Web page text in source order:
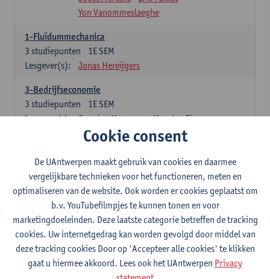
Yon Vanommeslaeghe
1-Fluïdummechanica
1E SEM
3 studiepunten
Lesgever(s):
Jonas Hereijgers
3-Bedrijfseconomie
1E SEM
3 studiepunten
Lesgever(s):
Jasmine Meysman Maarten Thys
3-Massa- en energiebalansen
1E SEM
studiepunten
Lesgever(s):
Kevin Van Daele
3-Thermodynamica
1E SEM
studiepunten
Lesgever(s):
Ivan Verhaert
Stef Jacobs
Houssam Matbouli
Willem Vandenhove
Jitse Van Thillo
Cookie consent
De UAntwerpen maakt gebruik van cookies en daarmee
vergelijkbare technieken voor het functioneren, meten en
optimaliseren van de website. Ook worden er cookies geplaatst om
b.v. YouTubefilmpjes te kunnen tonen en voor
marketingdoeleinden. Deze laatste categorie betreffen de tracking
cookies. Uw internetgedrag kan worden gevolgd door middel van
deze tracking cookies Door op 'Accepteer alle cookies' te klikken
gaat u hiermee akkoord. Lees ook het UAntwerpen Privacy